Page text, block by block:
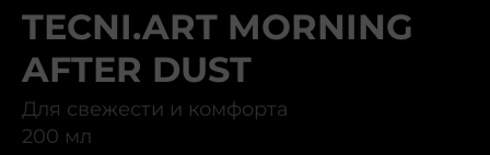
TECNI.ART MORNING
AFTER DUST
Для свежести и комфорта
200 мл